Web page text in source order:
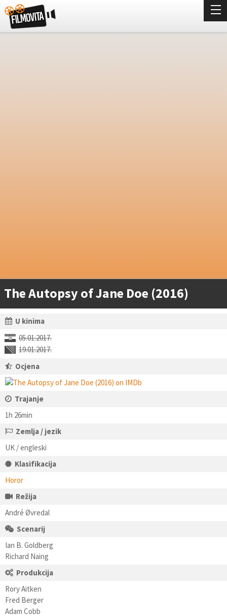
The Autopsy of Jane Doe (2016)
U kinima
05.01.2017.
19.01.2017.
Ocjena
Trajanje
1h 26min
Zemlja / jezik
UK / engleski
Klasifikacija
Horor
Režija
André Øvredal
Scenarij
Ian B. Goldberg
Richard Naing
Produkcija
Rory Aitken
Fred Berger
Adam Cobb